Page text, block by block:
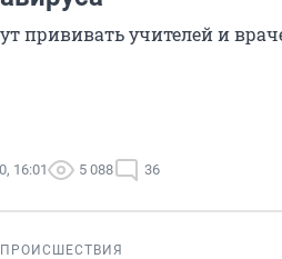
прививать учителей и
16:01 5 088 36
ПРОИСШЕСТВИЯ